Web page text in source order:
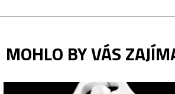
MOHLO BY VÁS